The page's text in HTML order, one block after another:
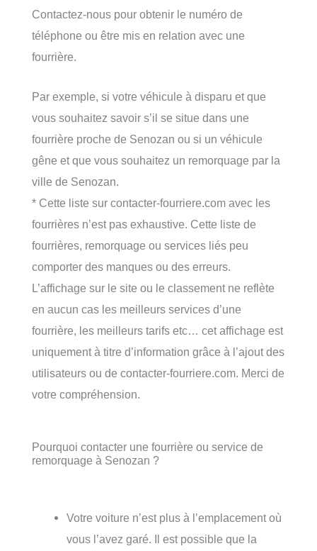
Contactez-nous pour obtenir le numéro de
téléphone ou être mis en relation avec une
fourrière.
Par exemple, si votre véhicule à disparu et que
vous souhaitez savoir s’il se situe dans une
fourrière proche de Senozan ou si un véhicule
gêne et que vous souhaitez un remorquage par la
ville de Senozan.
* Cette liste sur contacter-fourriere.com avec les
fourrières n’est pas exhaustive. Cette liste de
fourrières, remorquage ou services liés peu
comporter des manques ou des erreurs.
L’affichage sur le site ou le classement ne reflète
en aucun cas les meilleurs services d’une
fourrière, les meilleurs tarifs etc… cet affichage est
uniquement à titre d’information grâce à l’ajout des
utilisateurs ou de contacter-fourriere.com. Merci de
votre compréhension.
Pourquoi contacter une fourrière ou service de
remorquage à Senozan ?
Votre voiture n’est plus à l’emplacement où
vous l’avez garé. Il est possible que la